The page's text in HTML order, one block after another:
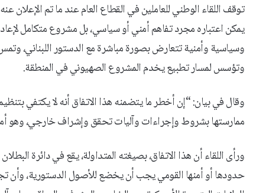
توقف اللقاء الوطني للعاملين في القطاع العام عند ما تم الإعلان
يمكن اعتباره مجرد تفاهم أمني أو سياسي، بل مشروع متكامل
وسياسية وأمنية تتعارض بصورة مباشرة مع الدستور اللبناني،
وتؤسس لمسار تطبيع يخدم المشروع الصهيوني في المنطقة.
وقال في بيان: “إن أخطر ما يتضمنه هذا الاتفاق أنه لا يكتفي
ممارستها بشروط وإجراءات وآليات تحقق وإشراف خارجي، وهو أمر
ورأى اللقاء أن هذا الاتفاق، بصيغته المتداولة، يقع في دائرة
حدودها أو أمنها القومي يجب أن يخضع للأصول الدستورية، وأن